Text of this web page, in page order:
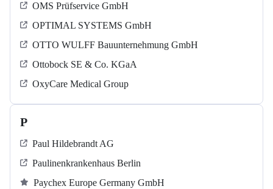
OMS Prüfservice GmbH
OPTIMAL SYSTEMS GmbH
OTTO WULFF Bauunternehmung GmbH
Ottobock SE & Co. KGaA
OxyCare Medical Group
P
Paul Hildebrandt AG
Paulinenkrankenhaus Berlin
Paychex Europe Germany GmbH